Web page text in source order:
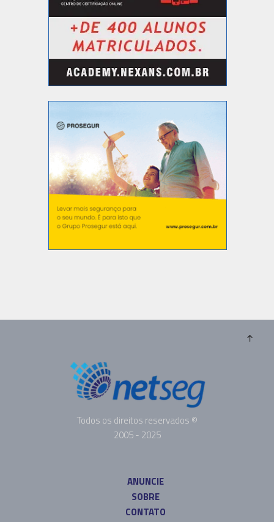
Todos os direitos reservados ©
2005 - 2025
ANUNCIE
SOBRE
CONTATO